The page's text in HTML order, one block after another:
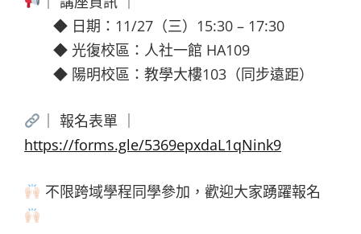
◆ 日期：11/27（三）15:30 – 17:30
◆ 光復校區：人社一館 HA109
◆ 陽明校區：教學大樓103（同步遠距）
｜ 報名表單 ｜
https://forms.gle/5369epxdaL1qNink9
不限跨域學程同學參加，歡迎大家踴躍報名